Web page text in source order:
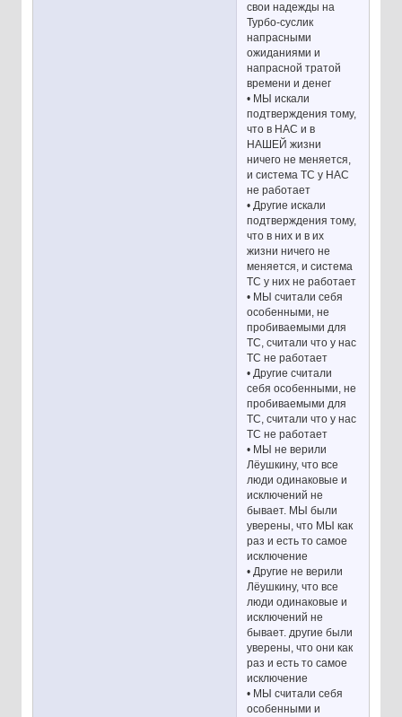
свои надежды на
Турбо-суслик
напрасными
ожиданиями и
напрасной тратой
времени и денег
• МЫ искали
подтверждения тому,
что в НАС и в
НАШЕЙ жизни
ничего не меняется,
и система ТС у НАС
не работает
• Другие искали
подтверждения тому,
что в них и в их
жизни ничего не
меняется, и система
ТС у них не работает
• МЫ считали себя
особенными, не
пробиваемыми для
ТС, считали что у нас
ТС не работает
• Другие считали
себя особенными, не
пробиваемыми для
ТС, считали что у нас
ТС не работает
• МЫ не верили
Лёушкину, что все
люди одинаковые и
исключений не
бывает. МЫ были
уверены, что МЫ как
раз и есть то самое
исключение
• Другие не верили
Лёушкину, что все
люди одинаковые и
исключений не
бывает. другие были
уверены, что они как
раз и есть то самое
исключение
• МЫ считали себя
особенными и